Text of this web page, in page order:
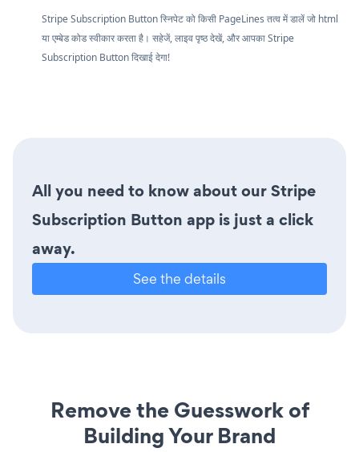
Stripe Subscription Button स्निपेट को किसी PageLines तत्व में डालें जो html
या एम्बेड कोड स्वीकार करता है। सहेजें, लाइव पृष्ठ देखें, और आपका Stripe
Subscription Button दिखाई देगा!
All you need to know about our Stripe
Subscription Button app is just a click
away.
See the details
Remove the Guesswork of
Building Your Brand